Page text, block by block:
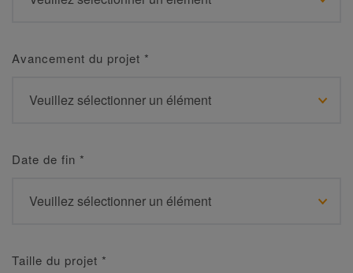
Avancement du projet *
Date de fin *
Taille du projet *